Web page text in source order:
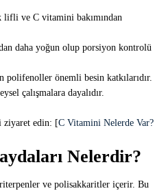
lifli ve C vitamini bakımından
daha yoğun olup porsiyon kontrolü
polifenoller önemli besin katkılarıdır.
çalışmalara dayalıdır.
ziyaret edin: [C Vitamini Nelerde Var?
Nelerdir?
ve polisakkaritler içerir. Bu